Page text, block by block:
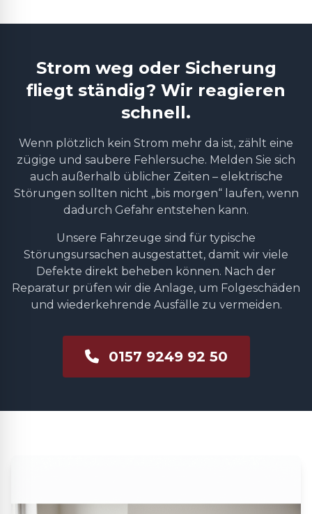
Strom weg oder Sicherung
fliegt ständig? Wir reagieren
schnell.
Wenn plötzlich kein Strom mehr da ist, zählt eine
zügige und saubere Fehlersuche. Melden Sie sich
auch außerhalb üblicher Zeiten – elektrische
Störungen sollten nicht „bis morgen“ laufen, wenn
dadurch Gefahr entstehen kann.
Unsere Fahrzeuge sind für typische
Störungsursachen ausgestattet, damit wir viele
Defekte direkt beheben können. Nach der
Reparatur prüfen wir die Anlage, um Folgeschäden
und wiederkehrende Ausfälle zu vermeiden.
0157 9249 92 50